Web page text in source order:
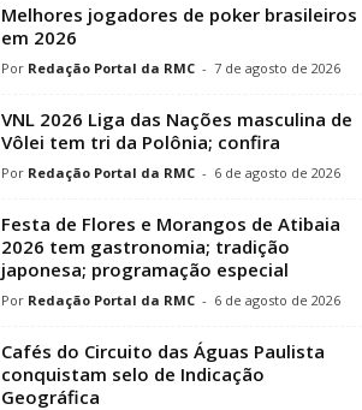
Melhores jogadores de poker brasileiros
em 2026
Redação Portal da RMC - 7 de agosto de 2026
VNL 2026 Liga das Nações masculina de
Vôlei tem tri da Polônia; confira
Redação Portal da RMC - 6 de agosto de 2026
Festa de Flores e Morangos de Atibaia
2026 tem gastronomia; tradição
japonesa; programação especial
Redação Portal da RMC - 6 de agosto de 2026
Cafés do Circuito das Águas Paulista
conquistam selo de Indicação
Geográfica